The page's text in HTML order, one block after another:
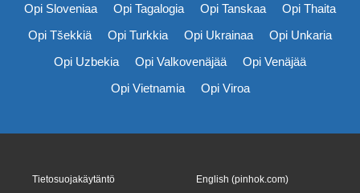
Opi Sloveniaa
Opi Tagalogia Opi Tanskaa
Opi Thaita
Opi Tšekkiä
Opi Turkkia Opi Ukrainaa
Opi Unkaria
Opi Uzbekia
Opi Valkovenäjää
Opi Venäjää
Opi Vietnamia
Opi Viroa
Tietosuojakäytäntö English (pinhok.com)